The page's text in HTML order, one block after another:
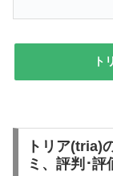
ト
トリア(tria)
ミ、評判･評